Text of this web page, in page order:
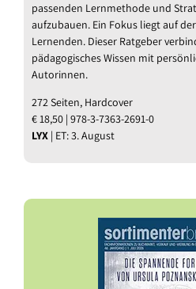
passenden Lernmethode und
aufzubauen. Ein Fokus liegt auf
Lernenden. Dieser Ratgeber
pädagogisches Wissen mit
Autorinnen.
272 Seiten, Hardcover
€ 18,50 | 978-3-7363-2691-0
LYX | ET: 3. August